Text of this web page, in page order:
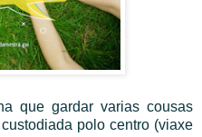
que gardar varias cousas
polo centro (viaxe